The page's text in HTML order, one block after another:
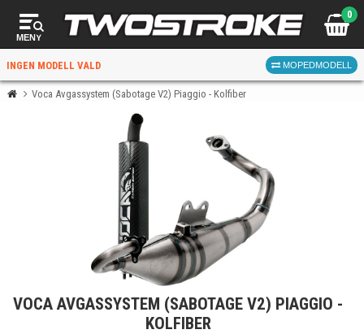
MENY
0
INGEN MODELL VALD MOPEDMODELL
VÄLJ MOPED FÖR RÄTT DELAR
VÄLJ
När du valt kommer butiken visa delar för vald moped
och universella produkter.
Voca Avgassystem (Sabotage V2) Piaggio - Kolfiber
VOCA AVGASSYSTEM (SABOTAGE V2) PIAGGIO -
KOLFIBER